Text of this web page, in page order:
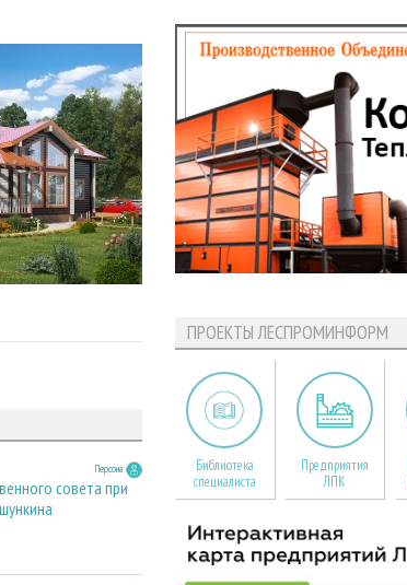
Персона
совета при
ПРОЕКТЫ ЛЕСПРОМИНФОРМ
Библиотека
специалиста
Предприятия
ЛПК